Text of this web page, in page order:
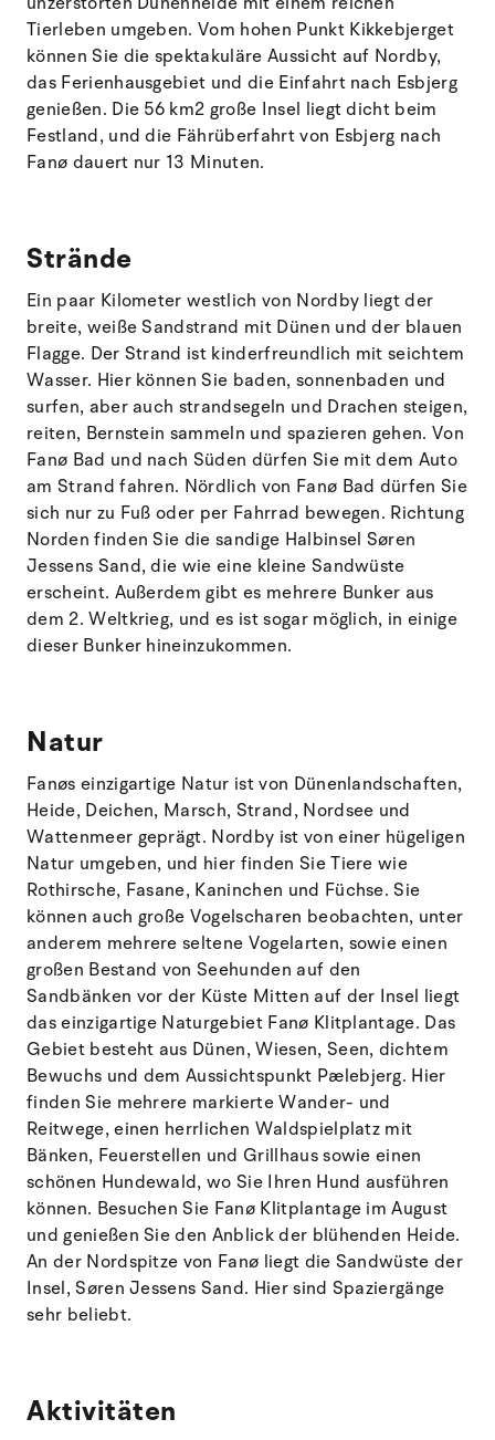
Tierleben umgeben. Vom hohen Punkt Kikkebjerget
können Sie die spektakuläre Aussicht auf Nordby,
das Ferienhausgebiet und die Einfahrt nach Esbjerg
genießen. Die 56 km2 große Insel liegt dicht beim
Festland, und die Fährüberfahrt von Esbjerg nach
Fanø dauert nur 13 Minuten.
Strände
Ein paar Kilometer westlich von Nordby liegt der
breite, weiße Sandstrand mit Dünen und der blauen
Flagge. Der Strand ist kinderfreundlich mit seichtem
Wasser. Hier können Sie baden, sonnenbaden und
surfen, aber auch strandsegeln und Drachen steigen,
reiten, Bernstein sammeln und spazieren gehen. Von
Fanø Bad und nach Süden dürfen Sie mit dem Auto
am Strand fahren. Nördlich von Fanø Bad dürfen Sie
sich nur zu Fuß oder per Fahrrad bewegen. Richtung
Norden finden Sie die sandige Halbinsel Søren
Jessens Sand, die wie eine kleine Sandwüste
erscheint. Außerdem gibt es mehrere Bunker aus
dem 2. Weltkrieg, und es ist sogar möglich, in einige
dieser Bunker hineinzukommen.
Natur
Fanøs einzigartige Natur ist von Dünenlandschaften,
Heide, Deichen, Marsch, Strand, Nordsee und
Wattenmeer geprägt. Nordby ist von einer hügeligen
Natur umgeben, und hier finden Sie Tiere wie
Rothirsche, Fasane, Kaninchen und Füchse. Sie
können auch große Vogelscharen beobachten, unter
anderem mehrere seltene Vogelarten, sowie einen
großen Bestand von Seehunden auf den
Sandbänken vor der Küste Mitten auf der Insel liegt
das einzigartige Naturgebiet Fanø Klitplantage. Das
Gebiet besteht aus Dünen, Wiesen, Seen, dichtem
Bewuchs und dem Aussichtspunkt Pælebjerg. Hier
finden Sie mehrere markierte Wander- und
Reitwege, einen herrlichen Waldspielplatz mit
Bänken, Feuerstellen und Grillhaus sowie einen
schönen Hundewald, wo Sie Ihren Hund ausführen
können. Besuchen Sie Fanø Klitplantage im August
und genießen Sie den Anblick der blühenden Heide.
An der Nordspitze von Fanø liegt die Sandwüste der
Insel, Søren Jessens Sand. Hier sind Spaziergänge
sehr beliebt.
Aktivitäten